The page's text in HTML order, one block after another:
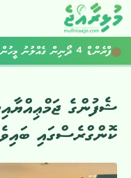
ފްރެންޑް 4 ދޯނިން ގެއްލުނު މީހުން ހޯދަން ބޭރުގެ އެހީތެރިކަން ހޯދަނީ
ޝެފުންގެ
ކޮންގްރެސްގައި